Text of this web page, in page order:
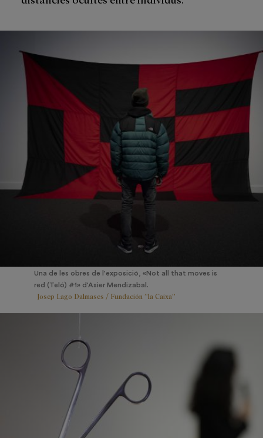
Una de les obres de l'exposició, «Not all that moves is
red (Teló) #1» d'Asier Mendizabal.
Josep Lago Dalmases / Fundación ”la Caixa”